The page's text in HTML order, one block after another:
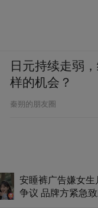
日元持续走弱
样的机会？
秦朔的朋友圈